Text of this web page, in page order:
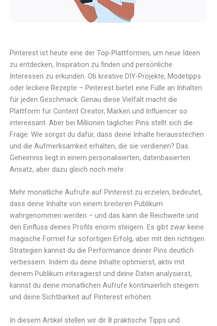
Pinterest ist heute eine der Top-Plattformen, um neue Ideen
zu entdecken, Inspiration zu finden und persönliche
Interessen zu erkunden. Ob kreative DIY-Projekte, Modetipps
oder leckere Rezepte – Pinterest bietet eine Fülle an Inhalten
für jeden Geschmack. Genau diese Vielfalt macht die
Plattform für Content Creator, Marken und Influencer so
interessant. Aber bei Millionen täglicher Pins stellt sich die
Frage: Wie sorgst du dafür, dass deine Inhalte herausstechen
und die Aufmerksamkeit erhalten, die sie verdienen? Das
Geheimnis liegt in einem personalisierten, datenbasierten
Ansatz, aber dazu gleich noch mehr.
Mehr monatliche Aufrufe auf Pinterest zu erzielen, bedeutet,
dass deine Inhalte von einem breiteren Publikum
wahrgenommen werden – und das kann die Reichweite und
den Einfluss deines Profils enorm steigern. Es gibt zwar keine
magische Formel für sofortigen Erfolg, aber mit den richtigen
Strategien kannst du die Performance deiner Pins deutlich
verbessern. Indem du deine Inhalte optimierst, aktiv mit
deinem Publikum interagierst und deine Daten analysierst,
kannst du deine monatlichen Aufrufe kontinuierlich steigern
und deine Sichtbarkeit auf Pinterest erhöhen.
In diesem Artikel stellen wir dir 8 praktische Tipps und